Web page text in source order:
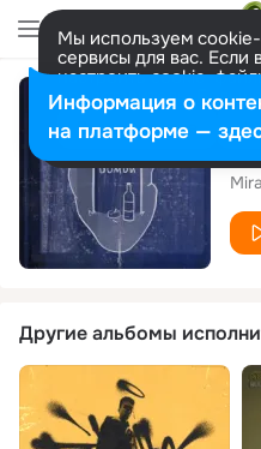
Мы используем
сервисы для вас. Если
настроить cookie-
представитель.
Разрешить все
Другие альбомы
Информация о
на платформе —